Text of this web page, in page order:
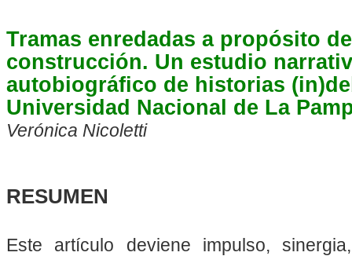
Tramas enredadas a propósito
construcción. Un estudio
autobiográfico de historias
Universidad Nacional de La
Verónica Nicoletti
RESUMEN
Este artículo deviene impulso,